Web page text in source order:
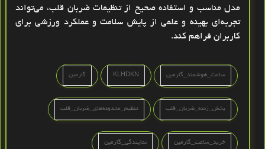
مدل مناسب و استفاده صحیح از تنظیمات ضربان قلب، می‌تواند
تجربه‌ای بهینه و علمی از پایش سلامت و عملکرد ورزشیبرای
کاربران فراهم کند.
ساعت_هوشمند_گارمین KLHDKN گارمین
پخش_زنده_ضربان_قلب تنظیم_محدوده‌های_ضربان_قلب
خرید_ساعت_گارمین نمایندگی_گارمین